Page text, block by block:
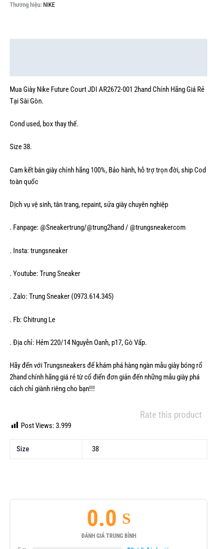
Thương hiệu: NIKE
Mua Giày Nike Future Court JDI AR2672-001 2hand Chính Hãng Giá Rẻ
Tại Sài Gòn.
Cond used, box thay thế.
Size 38.
Cam kết bán giày chính hãng 100%, Bảo hành, hỗ trợ trọn đời, ship Cod
toàn quốc
Dịch vụ vệ sinh, tân trang, repaint, sửa giày chuyên nghiệp
. Fanpage: @Sneakertrung/@trung2hand / @trungsneakercom
. Insta: trungsneaker
. Youtube: Trung Sneaker
. Zalo: Trung Sneaker (0973.614.345)
. Fb: Chitrung Le
. Địa chỉ: Hẻm 220/14 Nguyễn Oanh, p17, Gò Vấp.
Hãy đến với Trungsneakers để khám phá hàng ngàn mẫugiày bóng rổ
2hand chính hãnggiá rẻ từ cổ điển đơn giản đến những mẫu giày phá
cách chỉ giành riêng cho bạn!!!
Rate this product
Post Views: 3.999
Size 38
0.0
ĐÁNH GIÁ TRUNG BÌNH